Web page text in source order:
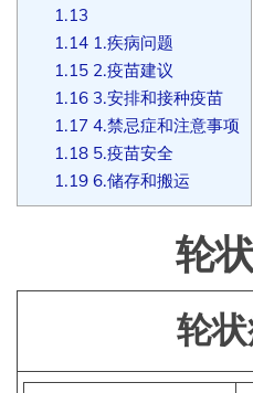
1.13
1.141.疾病问题
1.152.疫苗建议
1.163.安排和接种疫苗
1.174.禁忌症和注意事项
1.185.疫苗安全
1.196.储存和搬运
轮
轮